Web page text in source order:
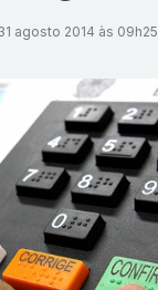
agosto 2014 às 09h25